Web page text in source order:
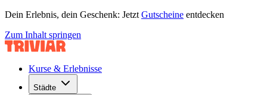
Dein Erlebnis, dein Geschenk: Jetzt Gutscheine entdecken
Zum Inhalt springen
Kurse & Erlebnisse
Städte